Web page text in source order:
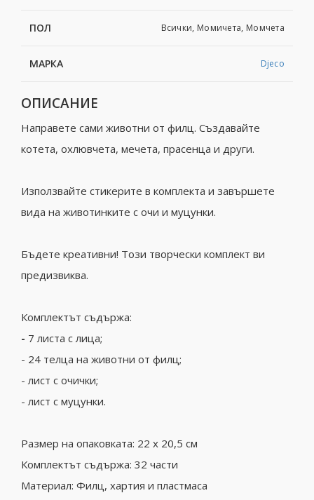
ПОЛ Всички, Момичета, Момчета
МАРКА Djeco
ОПИСАНИЕ
Направете сами животни от филц. Създавайте
котета, охлювчета, мечета, прасенца и други.
Използвайте стикерите в комплекта и завършете
вида на животинките с очи и муцунки.
Бъдете креативни! Този творчески комплект ви
предизвиква.
Комплектът съдържа:
- 7 листа с лица;
- 24 телца на животни от филц;
- лист с очички;
- лист с муцунки.
Размер на опаковката: 22 х 20,5 см
Комплектът съдържа: 32 части
Материал: Филц, хартия и пластмаса